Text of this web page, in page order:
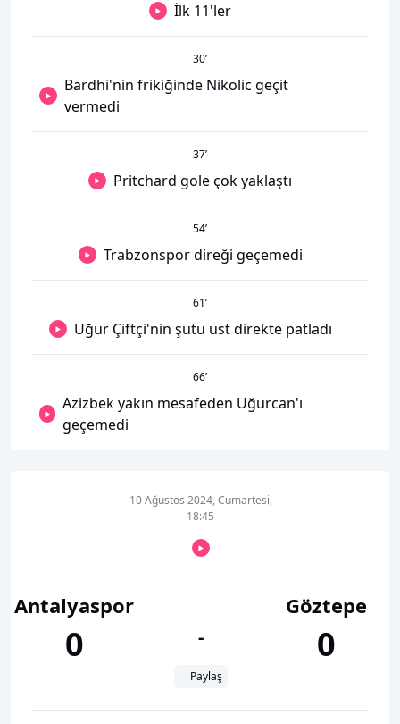
İlk 11'ler
30’
Bardhi'nin frikiğinde Nikolic geçit
vermedi
37’
Pritchard gole çok yaklaştı
54’
Trabzonspor direği geçemedi
61’
Uğur Çiftçi'nin şutu üst direkte patladı
66’
Azizbek yakın mesafeden Uğurcan'ı
geçemedi
Antalyaspor
0
10 Ağustos 2024, Cumartesi,
18:45
-
Paylaş
Göztepe
0